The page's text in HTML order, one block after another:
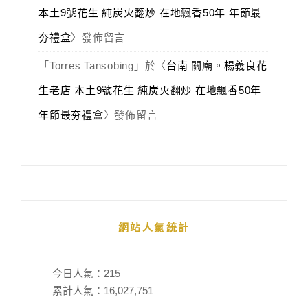
本土9號花生 純炭火翻炒 在地飄香50年 年節最
夯禮盒〉發佈留言
「 Torres Tansobing 」於〈台南 關廟。楊義良花
生老店 本土9號花生 純炭火翻炒 在地飄香50年
年節最夯禮盒〉發佈留言
網站人氣統計
今日人氣： 215
累計人氣： 16,027,751